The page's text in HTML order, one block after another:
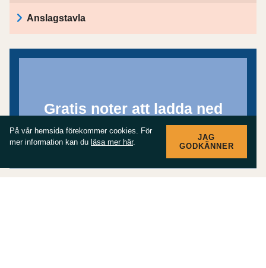
Anslagstavla
Gratis noter att ladda ned
På vår hemsida förekommer cookies. För
mer information kan du läsa mer här.
JAG
GODKÄNNER